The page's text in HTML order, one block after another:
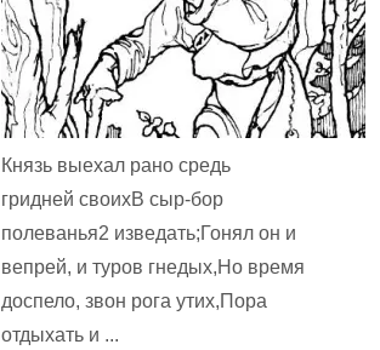
Князь выехал рано средь
гридней своихВ сыр-бор
полеванья2 изведать;Гонял он и
вепрей, и туров гнедых,Но время
доспело, звон рога утих,Пора
отдыхать и ...